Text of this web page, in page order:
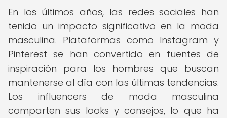
En los últimos años, las redes sociales han
tenido un impacto significativo en la moda
masculina. Plataformas como Instagram y
Pinterest se han convertido en fuentes de
inspiración para los hombres que buscan
mantenerse al día con las últimas tendencias.
Los influencers de moda masculina
comparten sus looks y consejos, lo que ha